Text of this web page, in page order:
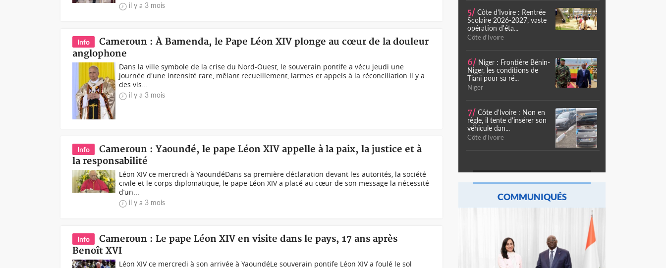
il y a 3 mois
Info
Cameroun : À Bamenda, le Pape Léon XIV plonge au cœur de la douleur
anglophone
Dans la ville symbole de la crise du Nord-Ouest, le souverain pontife a vécu jeudi une
journée d'une intensité rare, mêlant recueillement, larmes et appels à la réconciliation.Il y a
des vis...
il y a 3 mois
Info
Cameroun : Yaoundé, le pape Léon XIV appelle à la paix, la justice et à
la responsabilité
Léon XIV ce mercredi à YaoundéDans sa première déclaration devant les autorités, la société
civile et le corps diplomatique, le pape Léon XIV a placé au cœur de son message la nécessité
d’un...
il y a 3 mois
Info
Cameroun : Le pape Léon XIV en visite dans le pays, 17 ans après
Benoît XVI
Léon XIV ce mercredi à son arrivée à YaoundéLe souverain pontife Léon XIV a foulé le sol
5/ Côte d'Ivoire : Rentrée
Scolaire 2026-2027, vaste
opération d'éta...
Côte d'Ivoire
6/ Niger : Frontière Bénin-
Niger, les conditions de
Tiani pour sa ré...
Niger
7/ Côte d'Ivoire : Non en
règle, il tente d'insérer son
véhicule dan...
Côte d'Ivoire
COMMUNIQUÉS